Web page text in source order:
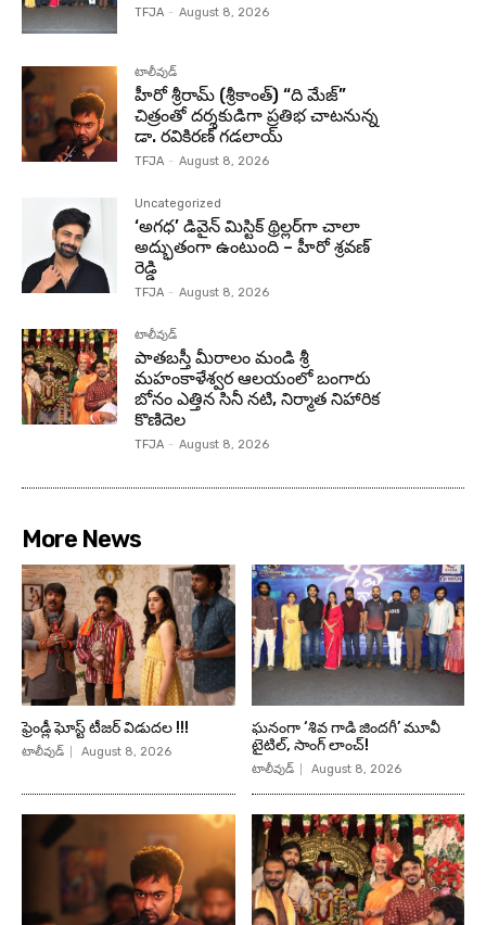
TFJA - August 8, 2026
టాలీవుడ్
హీరో శ్రీరామ్ (శ్రీకాంత్) “ది మేజ్”
చిత్రంతో దర్శకుడిగా ప్రతిభ చాటనున్న
డా. రవికిరణ్ గడలాయ్
TFJA - August 8, 2026
Uncategorized
‘అగధ’ డివైన్ మిస్టిక్ థ్రిల్లర్‌గా చాలా
అద్భుతంగా ఉంటుంది – హీరో శ్రవణ్
రెడ్డి
TFJA - August 8, 2026
టాలీవుడ్
పాతబస్తీ మీరాలం మండి శ్రీ
మహంకాళేశ్వర ఆలయంలో బంగారు
బోనం ఎత్తిన సినీ నటి, నిర్మాత నిహారిక
కొణిదెల
TFJA - August 8, 2026
More News
ఫ్రెండ్లీ ఘోస్ట్ టీజర్ విడుదల !!!
టాలీవుడ్ August 8, 2026
ఘనంగా ‘శివ గాడి జింద‌గీ’ మూవీ
టైటిల్, సాంగ్ లాంచ్!
టాలీవుడ్ August 8, 2026